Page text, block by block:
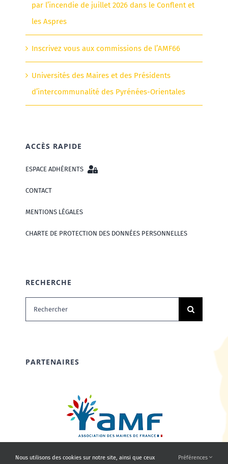
par l’incendie de juillet 2026 dans le Conflent et
les Aspres
Inscrivez vous aux commissions de l’AMF66
Universités des Maires et des Présidents
d’intercommunalité des Pyrénées-Orientales
ACCÈS RAPIDE
ESPACE ADHÉRENTS
CONTACT
MENTIONS LÉGALES
CHARTE DE PROTECTION DES DONNÉES PERSONNELLES
RECHERCHE
Rechercher:
PARTENAIRES
Nous utilisons des cookies sur notre site, ainsi que ceux Préférences